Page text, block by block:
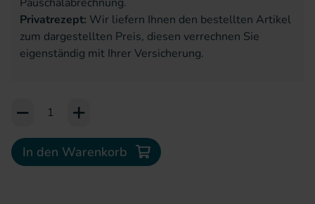
Privatrezept: Wir liefern Ihnen den bestellten Artikel
zum dargestellten Preis, diesen verrechnen Sie
eigenständig mit Ihrer Versicherung.
Add to Cart or Wish List
In den Warenkorb